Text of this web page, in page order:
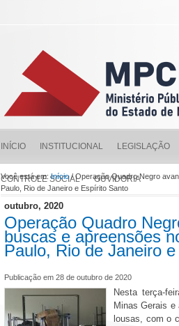
INÍCIO INSTITUCIONAL LEGISLAÇÃO
CONTROLE SOCIAL OUVIDORIA
Você está em:Início/ Operação Quadro Negro
Paulo, Rio de Janeiro e Espírito Santo
outubro, 2020
Operação Quadro
buscas e apreensões
Paulo, Rio de Janeiro
Publicação em 28 de outubro de 2020
Nesta terça-
Minas Gerais
lousas, com o